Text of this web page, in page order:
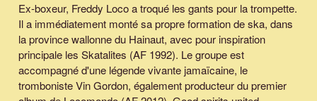
Ex-boxeur, Freddy Loco a troqué les gants pour la trompette.
Il a immédiatement monté sa propre formation de ska, dans
la province wallonne du Hainaut, avec pour inspiration
principale les Skatalites (AF 1992). Le groupe est
accompagné d'une légende vivante jamaïcaine, le
tromboniste Vin Gordon, également producteur du premier